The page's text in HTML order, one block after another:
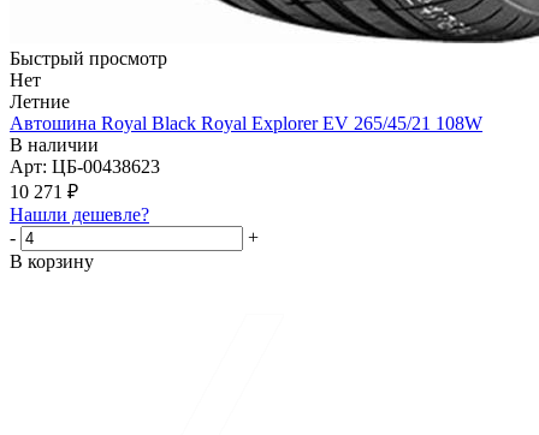
Быстрый просмотр
Нет
Летние
Автошина Royal Black Royal Explorer EV 265/45/21 108W
В наличии
Арт: ЦБ-00438623
10 271 ₽
Нашли дешевле?
-
+
В корзину